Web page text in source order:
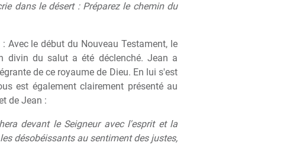
dans le désert : Préparez le chemin du
Avec le début du Nouveau Testament, le
divin du salut a été déclenché. Jean a
de ce royaume de Dieu. En lui s'est
est également clairement présenté au
de Jean :
devant le Seigneur avec l'esprit et la
désobéissants au sentiment des justes,